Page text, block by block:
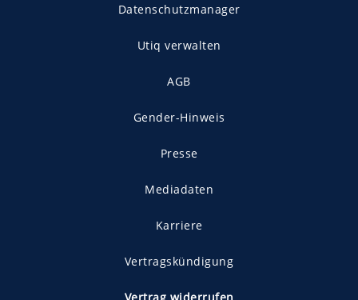
Datenschutzmanager
Utiq verwalten
AGB
Gender-Hinweis
Presse
Mediadaten
Karriere
Vertragskündigung